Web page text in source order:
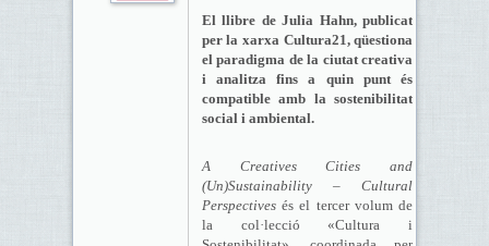
El llibre de Julia Hahn, publicat
per la xarxa Cultura21, qüestiona
el paradigma de la ciutat creativa
i analitza fins a quin punt és
compatible amb la sostenibilitat
social i ambiental.
A Creatives Cities and
(Un)Sustainability – Cultural
Perspectivesés el tercer volum de
la col·lecció «Cultura i